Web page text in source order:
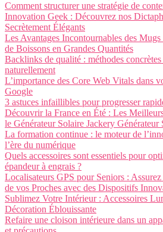
Comment structurer une stratégie de
Innovation Geek : Découvrez nos
Secrètement Élégants
Les Avantages Incontournables des
de Boissons en Grandes Quantités
Backlinks de qualité : méthodes
naturellement
L’importance des Core Web Vitals dans
Google
3 astuces infaillibles pour progresser
Découvrir la France en Été : Les
le Générateur Solaire Jackery Générateur
La formation continue : le moteur de
l’ère du numérique
Quels accessoires sont essentiels pour
épandeur à engrais ?
Localisateurs GPS pour Seniors :
de vos Proches avec des Dispositifs
Sublimez Votre Intérieur : Accessoires
Décoration Éblouissante
Refaire une cloison intérieure dans un